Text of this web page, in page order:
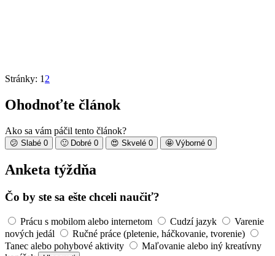
Stránky: 1 2
Ohodnoťte článok
Ako sa vám páčil tento článok?
😕 Slabé 0 🙂 Dobré 0 😍 Skvelé 0 🤩 Výborné 0
Anketa týždňa
Čo by ste sa ešte chceli naučiť?
Prácu s mobilom alebo internetom Cudzí jazyk
Varenie
nových jedál
Ručné práce (pletenie, háčkovanie, tvorenie)
Tanec alebo pohybové aktivity
Maľovanie alebo iný kreatívny